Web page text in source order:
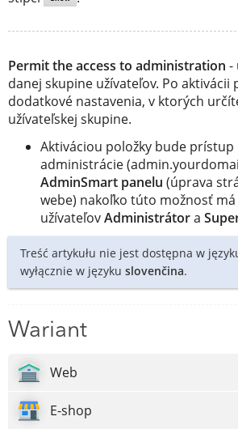
Permit the access to administration -
danej skupine užívateľov. Po aktivácii
dodatkové nastavenia, v ktorých
užívateľskej skupine.
Aktiváciou položky bude
administrácie
AdminSmart panelu (úprava
webe) nakoľko túto možnosť
užívateľovAdministrátora
Treść artykułu nie jest dostępna w
wyłącznie w języku slovenčina.
Wariant
Web
E-shop